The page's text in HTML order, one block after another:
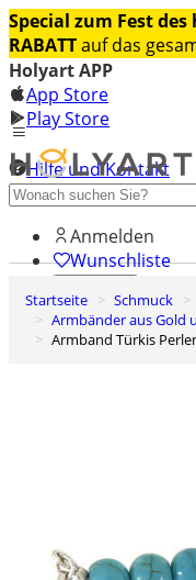
Special zum Fest
RABATTauf das
Holyart APP
App Store
Play Store
Hilfe und Kontakt
Entdecken Sie Premium
Anmelden
Wunschliste
0
Warenkorb
Startseite Schmuck
Armbänder aus Gold
Armband Türkis